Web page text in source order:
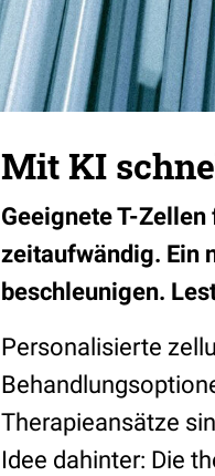
Mit KI
Geeignete T-
zeitaufwändig. Ein
beschleunigen.
Personalisierte
Therapieansätze
Idee dahinter: Die